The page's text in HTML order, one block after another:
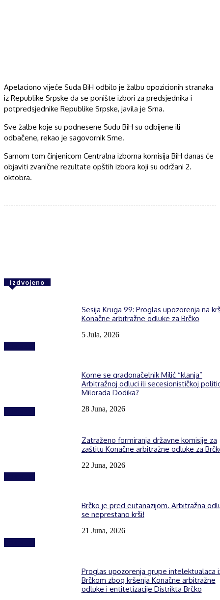
Apelaciono vijeće Suda BiH odbilo je žalbu opozicionih stranaka
iz Republike Srpske da se ponište izbori za predsjednika i
potpredsjednike Republike Srpske, javila je Srna.
Sve žalbe koje su podnesene Sudu BiH su odbijene ili
odbačene, rekao je sagovornik Srne.
Samom tom činjenicom Centralna izborna komisija BiH danas će
objaviti zvanične rezultate opštih izbora koji su održani 2.
oktobra.
Izdvojeno
Sesija Kruga 99: Proglas upozorenja na
Konačne arbitražne odluke za Brčko
5 Jula, 2026
Kome se gradonačelnik Milić “klanja”
Arbitražnoj odluci ili secesionističkoj
Milorada Dodika?
28 Juna, 2026
Zatraženo formiranja državne komisije za
zaštitu Konačne arbitražne odluke za
22 Juna, 2026
Brčko je pred eutanazijom. Arbitražna
se neprestano krši!
21 Juna, 2026
Proglas upozorenja grupe intelektualaca
Brčkom zbog kršenja Konačne arbitražne
odluke i entitetizacije Distrikta Brčko